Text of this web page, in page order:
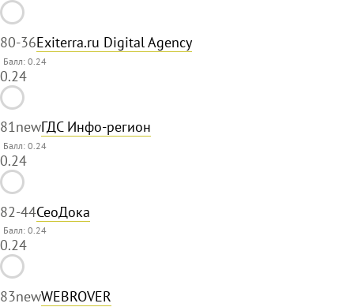
80-36Exiterra.ru Digital Agency
Балл: 0.24
0.24
81newГДС Инфо-регион
Балл: 0.24
0.24
82-44СеоДока
Балл: 0.24
0.24
83newWEBROVER